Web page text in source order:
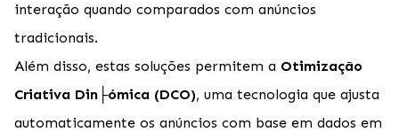
interação quando comparados com anúncios
tradicionais.
Além disso, estas soluções permitem a Otimização
Criativa Din├ómica (DCO), uma tecnologia que ajusta
automaticamente os anúncios com base em dados em